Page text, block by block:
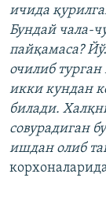
ичида
Бундай чала-
пайқамаса?
очилиб турган
икки кундан
билади.
совурадиган
ишдан олиб